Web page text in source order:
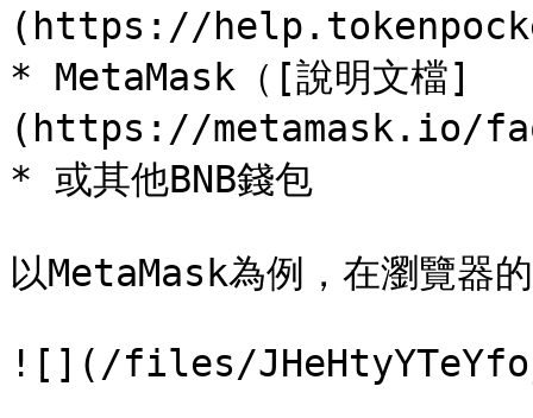
(https://
* MetaMask（[說明文檔]
(https://metamask.io/
* 或其他BNB錢包
以MetaMask為例，在瀏覽器
![](/files/